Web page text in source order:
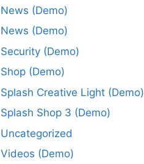
News (Demo)
News (Demo)
Security (Demo)
Shop (Demo)
Splash Creative Light (Demo)
Splash Shop 3 (Demo)
Uncategorized
Videos (Demo)